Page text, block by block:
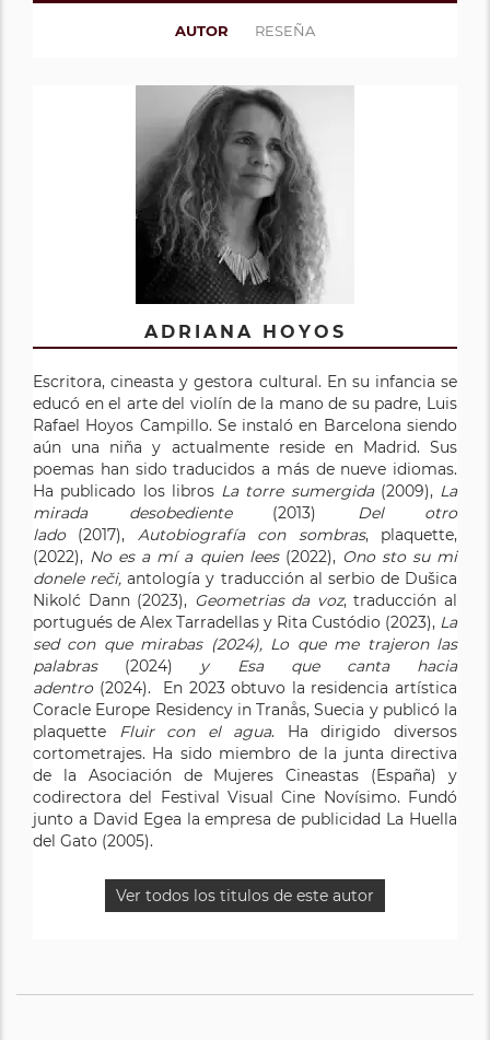
AUTOR RESEÑA
ADRIANA HOYOS
Escritora, cineasta y gestora cultural. En su infancia se
educó en el arte del violín de la mano de su padre, Luis
Rafael Hoyos Campillo. Se instaló en Barcelona siendo
aún una niña y actualmente reside en Madrid. Sus
poemas han sido traducidos a más de nueve idiomas.
Ha publicado los libros La torre sumergida(2009), La
mirada desobediente(2013) Del otro
lado(2017), Autobiografía con sombras, plaquette,
(2022), No es a mí a quien lees (2022), Ono sto su mi
donele reči, antología y traducción al serbio de Dušica
Nikolć Dann (2023), Geometrias da voz, traducción al
portugués de Alex Tarradellas y Rita Custódio (2023), La
sed con que mirabas (2024), Lo que me trajeron las
palabras(2024) y Esa que canta hacia
adentro(2024). En 2023 obtuvo la residencia artística
Coracle Europe Residency in Tranås, Suecia y publicó la
plaquette Fluir con el agua. Ha dirigido diversos
cortometrajes. Ha sido miembro de la junta directiva
de la Asociación de Mujeres Cineastas (España) y
codirectora del Festival Visual Cine Novísimo. Fundó
junto a David Egea la empresa de publicidad La Huella
del Gato (2005).
Ver todos los titulos de este autor